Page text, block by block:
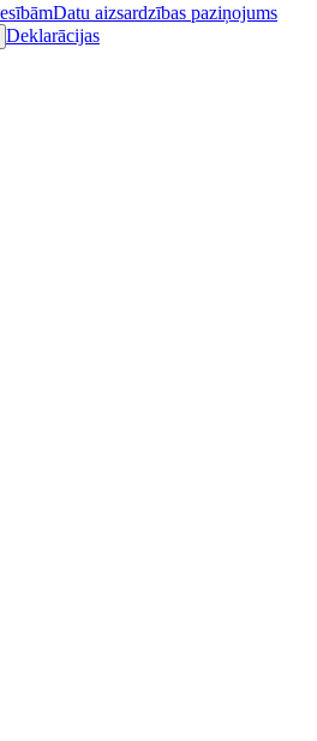
Datu aizsardzības paziņojums
Deklarācijas